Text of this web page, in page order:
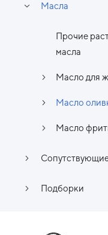
Масла
Прочие
масла
Масло для
Масло
Масло
Подборки